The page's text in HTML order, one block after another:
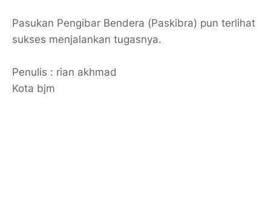
Pasukan Pengibar Bendera (Paskibra) pun terlihat
sukses menjalankan tugasnya.
Penulis : rian akhmad
Kota bjm